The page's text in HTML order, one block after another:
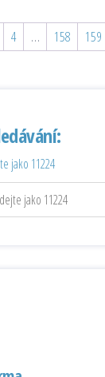
4 … 158 159
jako 11224